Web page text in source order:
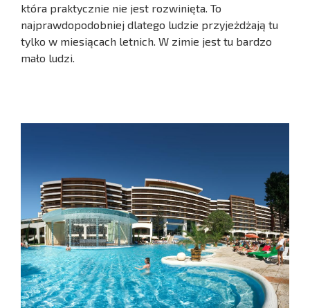
która praktycznie nie jest rozwinięta. To
najprawdopodobniej dlatego ludzie przyjeżdżają tu
tylko w miesiącach letnich. W zimie jest tu bardzo
mało ludzi.